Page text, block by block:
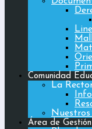
Comunidad
La
Nuestros
Área de